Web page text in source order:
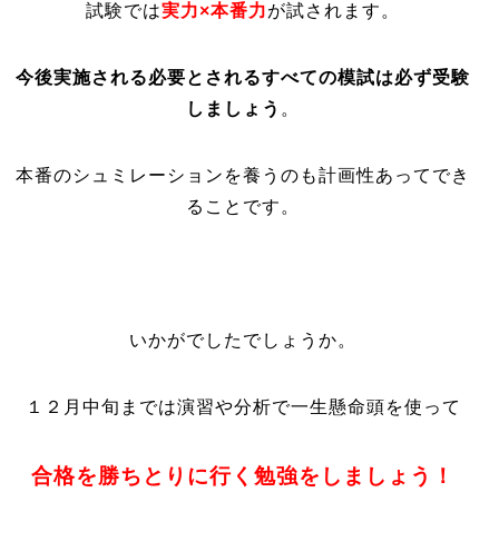
試験では実力×本番力が試されます。
今後実施される必要とされるすべての模試は必ず受験
しましょう 。
本番のシュミレーションを養うのも計画性あってでき
ることです。
いかがでしたでしょうか。
１２月中旬までは演習や分析で一生懸命頭を使って
合格を勝ちとりに行く勉強をしましょう！